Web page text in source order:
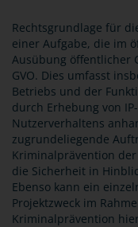
Rechtsgrundlage für
einer Aufgabe, die im
Ausübung öffentlicher
GVO. Dies umfasst
Betriebs und der
durch Erhebung von
Nutzerverhaltens
zugrundeliegende
Kriminalprävention der
die Sicherheit in
Ebenso kann ein
Projektzweck im
Kriminalprävention